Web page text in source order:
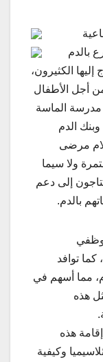
بالدم
إليها الكثيرون،
أجل الأطفال
مدرسة الماسة
الدم
مرضى
ولا سيما
إلى دعم
بالدم.
توافد
مما أسهم في
هذه
هذه
وكيفية